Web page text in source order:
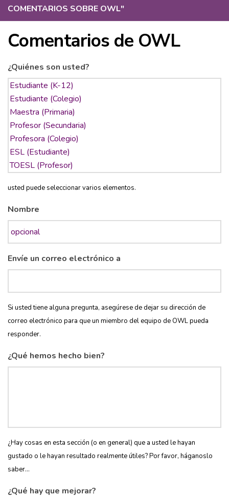
COMENTARIOS SOBRE OWL"
Comentarios de OWL
¿Quiénes son usted?
usted puede seleccionar varios elementos.
Nombre
Envíe un correo electrónico a
Si usted tiene alguna pregunta, asegúrese de dejar su dirección de
correo electrónico para que un miembro del equipo de OWL pueda
responder.
¿Qué hemos hecho bien?
¿Hay cosas en esta sección (o en general) que a usted le hayan
gustado o le hayan resultado realmente útiles? Por favor, háganoslo
saber...
¿Qué hay que mejorar?